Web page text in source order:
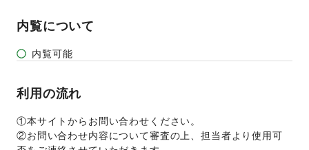
その他エンタメ・ガジェット
内覧について
内覧可能
利用の流れ
①本サイトからお問い合わせください。
②お問い合わせ内容について審査の上、担当者より使用可